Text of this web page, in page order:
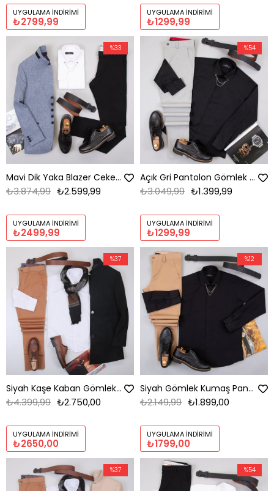
UYGULAMA İNDIRIMI
₺2799,99
UYGULAMA İNDIRIMI
₺1299,99
Mavi Dik Yaka Blazer Ceket Kombini Erkek | Slim Fit Şık Komple Set
₺2.599,99
₺3.874,99
UYGULAMA İNDIRIMI
₺2499,99
%33
Açık Gri Pantolon Gömlek Ayakkabı Kombin
₺1.399,99
₺3.049,99
UYGULAMA İNDIRIMI
₺1299,99
%54
Siyah Kaşe Kaban Gömlek Pantolon Ayakkabı Kombin
₺2.750,00
₺4.399,99
UYGULAMA İNDIRIMI
₺2650,00
%37
Siyah Gömlek Kumaş Pantolon Ayakkabı Kombini
₺1.899,00
₺2.149,99
UYGULAMA İNDIRIMI
₺1799,00
%12
%37 %54